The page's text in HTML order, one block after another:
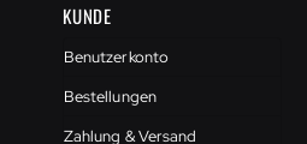
KUNDE
Benutzerkonto
Bestellungen
Zahlung & Versand